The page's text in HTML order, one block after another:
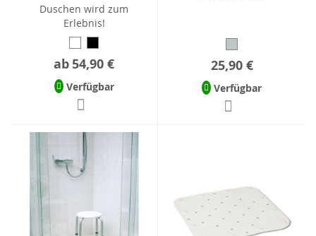
Duschen wird zum
Erlebnis!
ab 54,90 €
Verfügbar
25,90 €
Verfügbar